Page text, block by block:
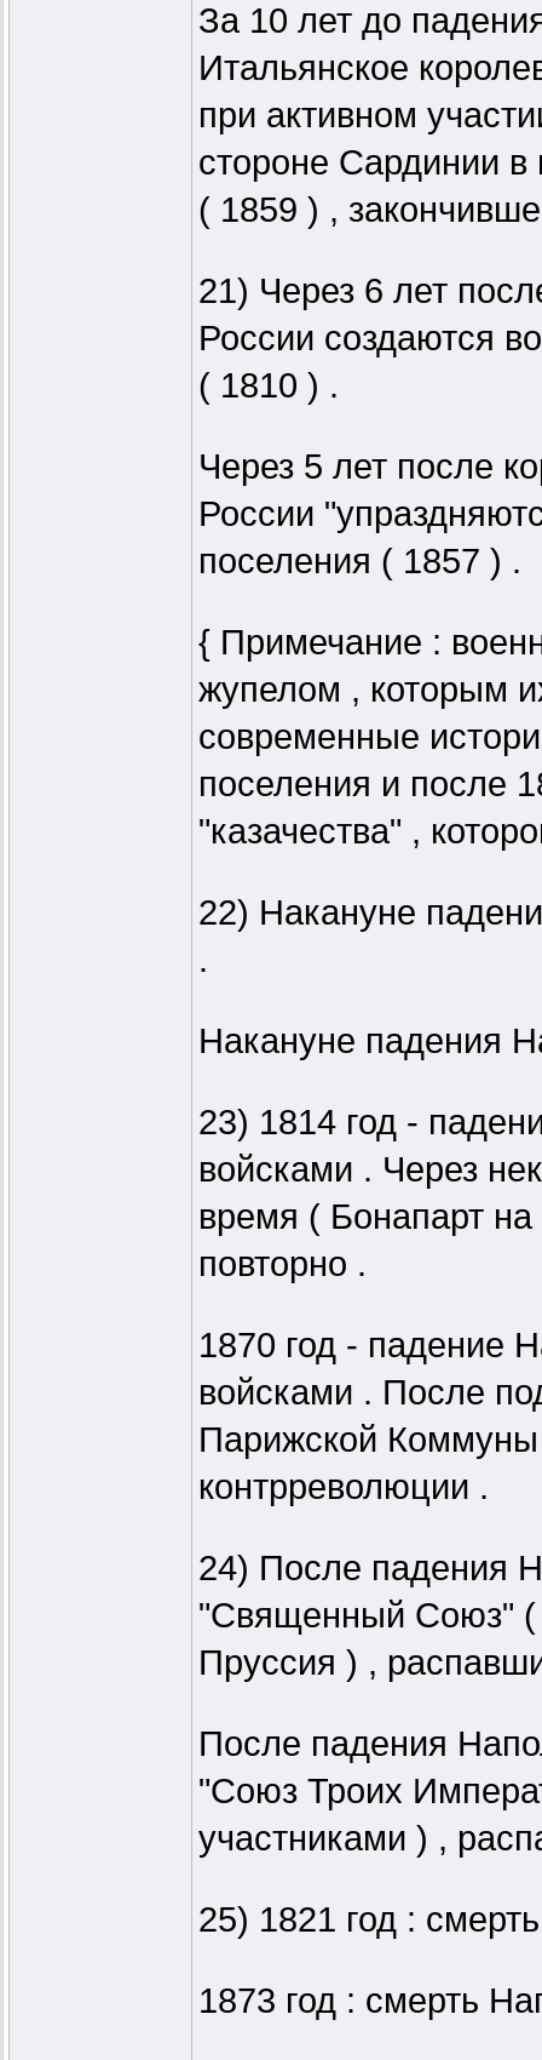
За 10 лет до
Итальянское
при активном
стороне Сардинии в
( 1859 ) ,
21) Через 6 лет
России создаются
( 1810 ) .
Через 5 лет после
России
поселения ( 1857 ) .
{ Примечание :
жупелом , которым
современные
поселения и после
"казачества" ,
22) Накануне
.
Накануне падения
23) 1814 год -
войсками . Через
время ( Бонапарт на
повторно .
1870 год - падение
войсками . После
Парижской Коммуны
контрреволюции .
24) После падения
"Священный Союз" (
Пруссия ) ,
После падения
"Союз Троих
участниками ) ,
25) 1821 год :
1873 год : смерть